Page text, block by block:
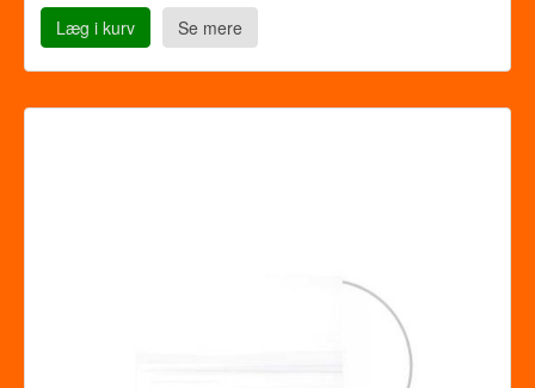
Læg i kurv Se mere